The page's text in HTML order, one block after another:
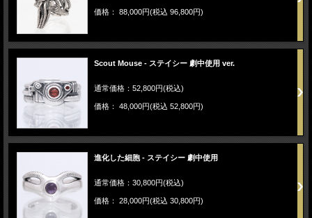
価格： 88,000円(税込 96,800円)
Scout Mouse - ステイシー 劇中使用 ver.
通常価格：52,800円(税込)
価格： 48,000円(税込 52,800円)
進化した細胞 - ステイシー 劇中使用
通常価格：30,800円(税込)
価格： 28,000円(税込 30,800円)